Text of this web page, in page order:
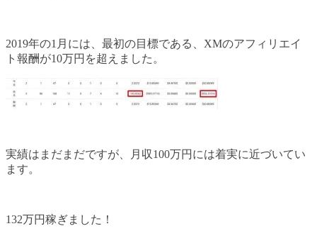
2019年の1月には、最初の目標である、XMのアフィリエイ
ト報酬が10万円を超えました。
実績はまだまだですが、月収100万円には着実に近づいてい
ます。
132万円稼ぎました！